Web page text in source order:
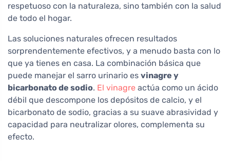
respetuoso con la naturaleza, sino también con la salud
de todo el hogar.
Las soluciones naturales ofrecen resultados
sorprendentemente efectivos, y a menudo basta con lo
que ya tienes en casa. La combinación básica que
puede manejar el sarro urinario es vinagre y
bicarbonato de sodio. El vinagre actúa como un ácido
débil que descompone los depósitos de calcio, y el
bicarbonato de sodio, gracias a su suave abrasividad y
capacidad para neutralizar olores, complementa su
efecto.